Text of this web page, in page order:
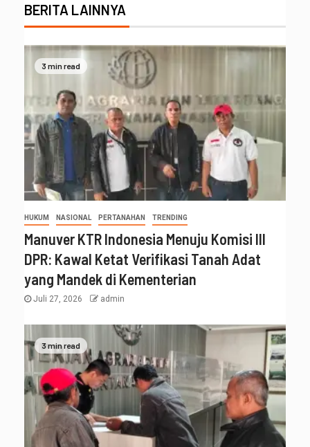
BERITA LAINNYA
3 min read
HUKUM NASIONAL PERTANAHAN TRENDING
Manuver KTR Indonesia Menuju Komisi III
DPR: Kawal Ketat Verifikasi Tanah Adat
yang Mandek di Kementerian
Juli 27, 2026 admin
3 min read